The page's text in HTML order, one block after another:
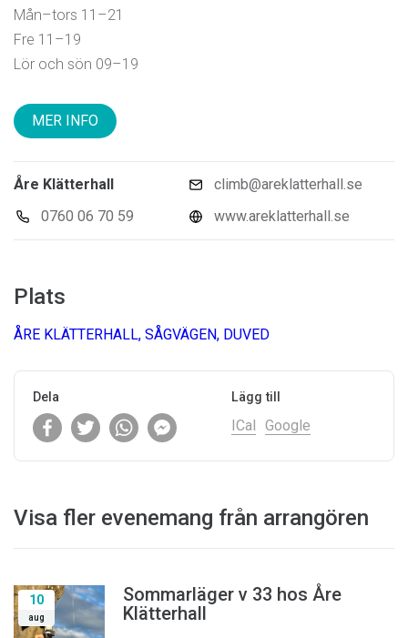
Mån–tors 11–21
Fre 11–19
Lör och sön 09–19
MER INFO
Åre Klätterhall
0760 06 70 59
climb@areklatterhall.se
www.areklatterhall.se
Plats
ÅRE KLÄTTERHALL, SÅGVÄGEN, DUVED
Dela Lägg till
ICal Google
Visa fler evenemang från arrangören
10
aug
Sommarläger v 33 hos Åre
Klätterhall